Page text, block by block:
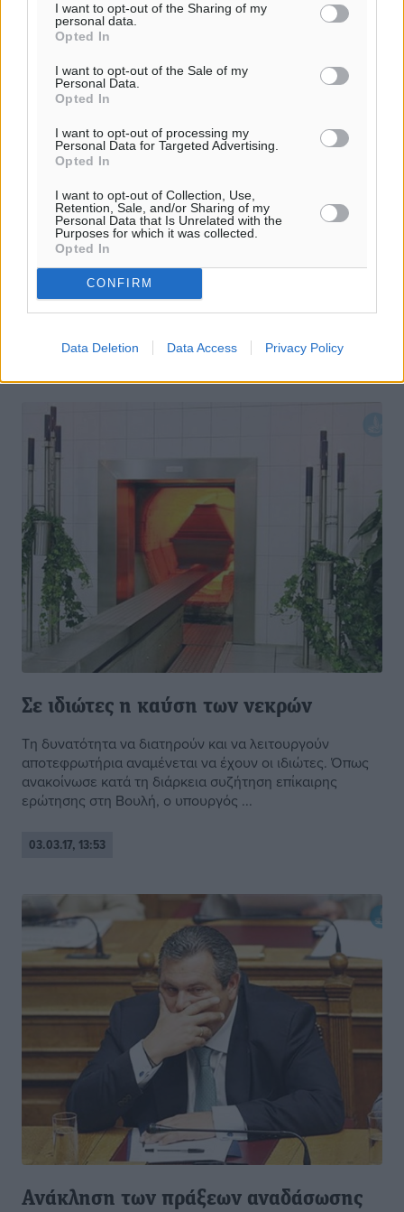
I want to opt-out of the Sharing of my
personal data.
Opted In
I want to opt-out of the Sale of my
Personal Data.
Opted In
I want to opt-out of processing my
Personal Data for Targeted Advertising.
Opted In
I want to opt-out of Collection, Use,
Retention, Sale, and/or Sharing of my
Personal Data that Is Unrelated with the
Purposes for which it was collected.
Opted In
CONFIRM
Data Deletion Data Access Privacy Policy
Τα δυστυχήματα που συγκλόνισαν την
Ελλάδα
Χρειάσθηκαν μόλις λίγα δευτερόλεπτα για να περάσουν
από την ζωή στο θάνατο. Το δυστύχημα με τους 21
νεκρούς μαθητές στα Τέμπη, η επιστροφή των οπαδών
του ΠΑΟΚ που «βάφτηκε» με ...
03.03.17, 13:58
Σε ιδιώτες η καύση των νεκρών
Τη δυνατότητα να διατηρούν και να λειτουργούν
αποτεφρωτήρια αναμένεται να έχουν οι ιδιώτες. Όπως
ανακοίνωσε κατά τη διάρκεια συζήτηση επίκαιρης
ερώτησης στη Βουλή, ο υπουργός ...
03.03.17, 13:53
Ανάκληση των πράξεων αναδάσωσης